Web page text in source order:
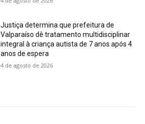
Justiça determina que prefeitura de
Valparaíso dê tratamento multidisciplinar
integral à criança autista de 7 anos após 4
anos de espera
4 de agosto de 2026